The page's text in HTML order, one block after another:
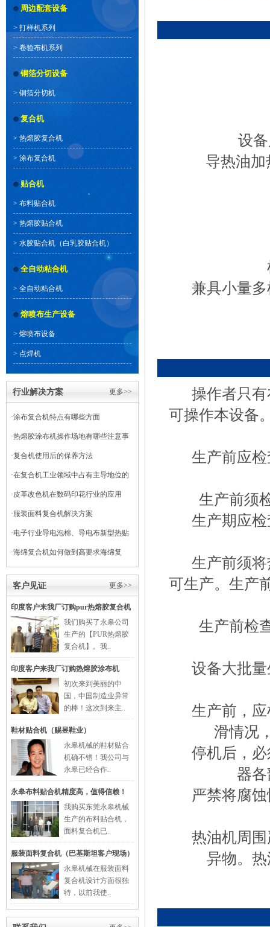
周边配套设备
> 打样机系列
> 卷验布机系列
铜箔分切设备
> 铜箔分切机
复合机
> 热熔胶复合机
> 涂布复合机
贴合机
> 布料贴合机
> 热熔胶贴合机
> 水胶贴合机（白乳胶贴合机）
全自动粘合机
> 全自动粘合机
熔喷布生产设备
> 熔喷布设备
> 点焊机
更多>>
行业解决方案
·涂布复合机特点有哪些方面
·热熔胶涂布机操作场地有哪些注意事
项
·复合机使用后的保养方法
·在复合机工业领域中占有主导地位的
干式复合机
·皮革改色机在数码印花行业的应用
·服装面料复合机解决方案
·电子行业导电泡棉、导电布新型热贴
复合
·海绵复合机如何做到高要求海绵复
更多>>
客户见证
印度客户来我厂订购pur热熔胶复合机
我们购买了永皋公司
生产的【PUR热熔胶
复合机】。我..
印度客户来我厂订购热熔胶涂布机
初次来到美丽的中
国，中国制造业异常
的棒！这次到来主..
鞋材贴合机（赐昱鞋业）
永皋机械的鞋材贴合
机确不错！我公司与
永皋已经合作..
永皋布料贴合机精度高，值得信赖！
我购买东莞永皋机械
生产的布料贴合机，
面料复合机已..
服装面料复合机（巴基斯坦客户现场）
永皋机械在服装面料
复合机设计方面很独
特，以前我使..
设备尺
导热油加热
机
兼具小量多
操作者只有
可操作本设备
生产前应检
生产前须检
生产期应检
生产前须将
可生产。生产
生产前检查
设备大批量
生产前，应
滑情况
停机后，必
器
严禁将腐蚀
热油机周围
异物。